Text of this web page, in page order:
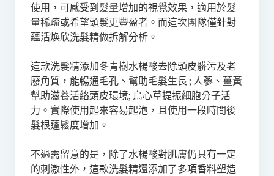
使用，可感受到髮量增加的視覺效果，適用於髮
量稀疏或希望頭髮更豐盈者。而這次團隊僅針對
蘊活煥欣洗髮精做拆解分析。
這款洗髮精添加冬青樹水楊酸去除頭皮髒污及老
廢角質，能暢通毛孔、幫助毛髮生長 ; 人蔘、薑黃
幫助滋養活絡頭皮環境; 烏心草提振細胞分子活
力。實際使用起來容易起泡，且使用一段時間後
髮根蓬鬆度增加。
不過需留意的是，除了水楊酸對肌膚仍具有一定
的刺激性外，這款洗髮精還添加了多項香料塑造